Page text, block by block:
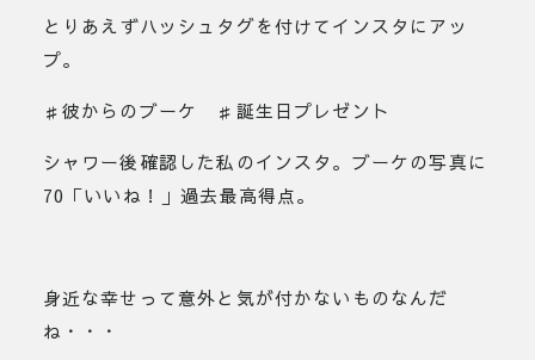
とりあえずハッシュタグを付けてインスタにアッ
プ。
♯彼からのブーケ ♯誕生日プレゼント
シャワー後確認した私のインスタ。ブーケの写真に
70「いいね！」過去最高得点。
身近な幸せって意外と気が付かないものなんだ
ね・・・